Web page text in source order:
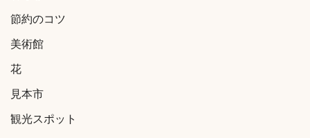
節約のコツ
美術館
花
見本市
観光スポット